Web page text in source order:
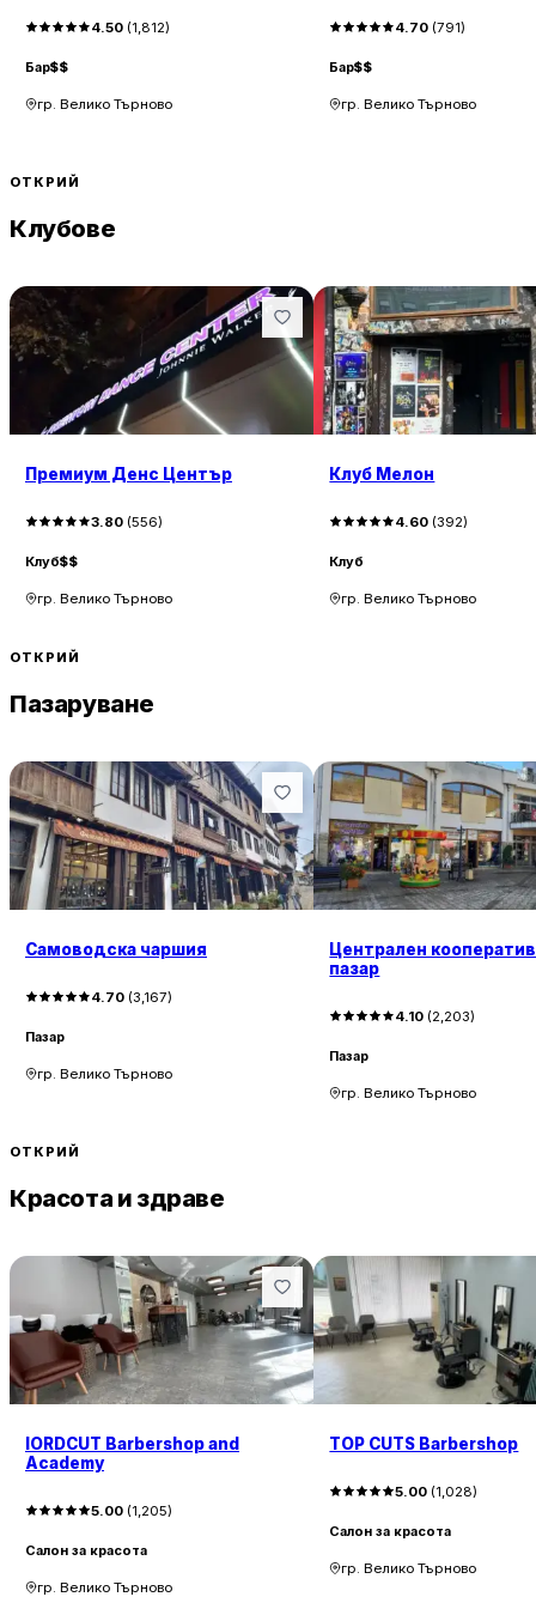
4.50 (1,812)
Бар$$
гр. Велико Търново
4.70 (791)
Бар$$
гр. Велико Търново
ОТКРИЙ
Клубове
Премиум Денс Център
3.80 (556)
Клуб$$
гр. Велико Търново
Клуб Мелон
4.60 (392)
Клуб
гр. Велико Търново
ОТКРИЙ
Пазаруване
Самоводска чаршия
4.70 (3,167)
Пазар
гр. Велико Търново
Централен
пазар
4.10 (2,203)
Пазар
гр. Велико Търново
ОТКРИЙ
Красота и здраве
IORDCUT Barbershop and
Academy
5.00 (1,205)
Салон за красота
гр. Велико Търново
TOP CUTS Barbershop
5.00 (1,028)
Салон за красота
гр. Велико Търново